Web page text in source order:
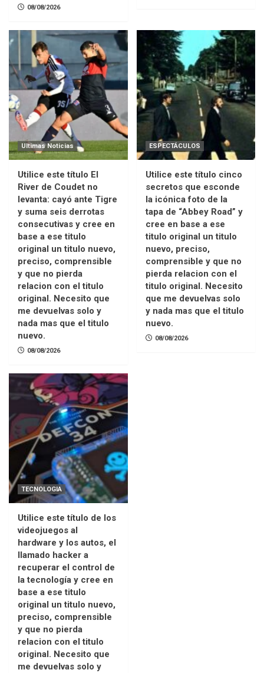
08/08/2026
Ultimas Noticias
Utilice este título El
River de Coudet no
levanta: cayó ante Tigre
y suma seis derrotas
consecutivas y cree en
base a ese titulo
original un titulo nuevo,
preciso, comprensible
y que no pierda
relacion con el titulo
original. Necesito que
me devuelvas solo y
nada mas que el titulo
nuevo.
08/08/2026
ESPECTÁCULOS
Utilice este título cinco
secretos que esconde
la icónica foto de la
tapa de “Abbey Road” y
cree en base a ese
titulo original un titulo
nuevo, preciso,
comprensible y que no
pierda relacion con el
titulo original. Necesito
que me devuelvas solo
y nada mas que el titulo
nuevo.
08/08/2026
TECNOLOGIA
Utilice este título de los
videojuegos al
hardware y los autos, el
llamado hacker a
recuperar el control de
la tecnología y cree en
base a ese titulo
original un titulo nuevo,
preciso, comprensible
y que no pierda
relacion con el titulo
original. Necesito que
me devuelvas solo y